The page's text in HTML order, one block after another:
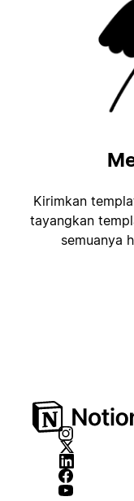
Kirimkan
tayangkan
semuanya